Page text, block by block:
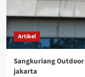
Artikel
Sangkuriang
jakarta